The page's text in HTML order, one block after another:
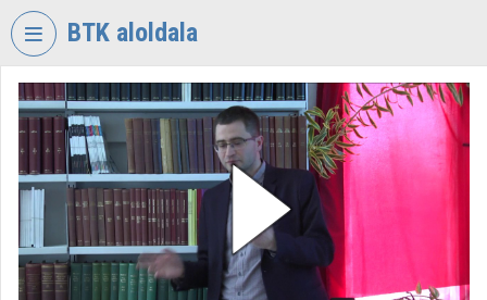
Fejléc kihagyása
BTK aloldala
VIDEOTORIUM
BÖLCSÉSZETTUDOMÁNYI
KUTATÓKÖZPONT
Intézményi kezdőlap
Bejelentkezés